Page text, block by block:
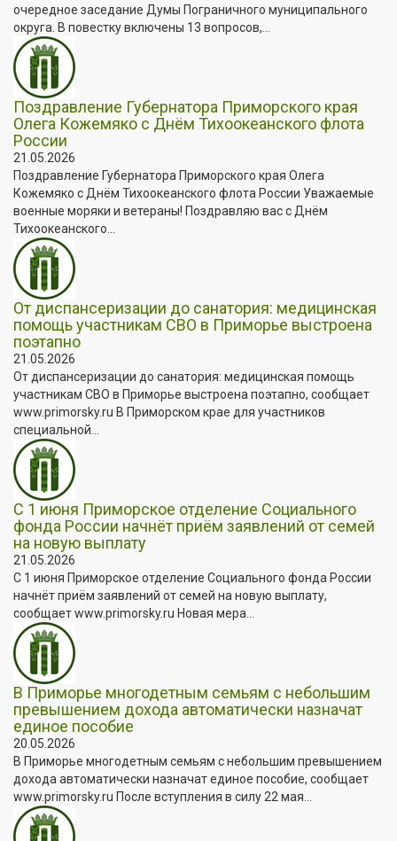
очередное заседание Думы Пограничного муниципального
округа. В повестку включены 13 вопросов,...
Поздравление Губернатора Приморского края
Олега Кожемяко с Днём Тихоокеанского флота
России
21.05.2026
Поздравление Губернатора Приморского края Олега
Кожемяко с Днём Тихоокеанского флота России Уважаемые
военные моряки и ветераны! Поздравляю вас с Днём
Тихоокеанского...
От диспансеризации до санатория: медицинская
помощь участникам СВО в Приморье выстроена
поэтапно
21.05.2026
От диспансеризации до санатория: медицинская помощь
участникам СВО в Приморье выстроена поэтапно, сообщает
www.primorsky.ru В Приморском крае для участников
специальной...
С 1 июня Приморское отделение Социального
фонда России начнёт приём заявлений от семей
на новую выплату
21.05.2026
С 1 июня Приморское отделение Социального фонда России
начнёт приём заявлений от семей на новую выплату,
сообщает www.primorsky.ru Новая мера...
В Приморье многодетным семьям с небольшим
превышением дохода автоматически назначат
единое пособие
20.05.2026
В Приморье многодетным семьям с небольшим превышением
дохода автоматически назначат единое пособие, сообщает
www.primorsky.ru После вступления в силу 22 мая...